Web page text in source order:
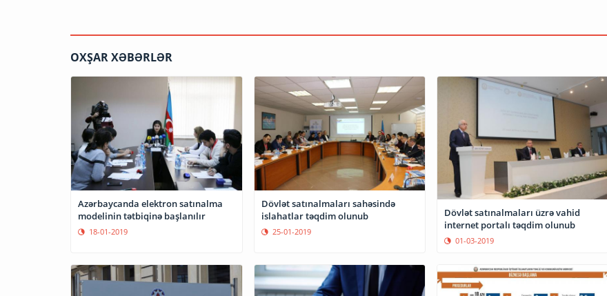
OXŞAR XƏBƏRLƏR
Azərbaycanda elektron satınalma
modelinin tətbiqinə başlanılır
18-01-2019
Dövlət satınalmaları sahəsində
islahatlar təqdim olunub
25-01-2019
Dövlət satınalmaları üzrə vahid
internet portalı təqdim olunub
01-03-2019